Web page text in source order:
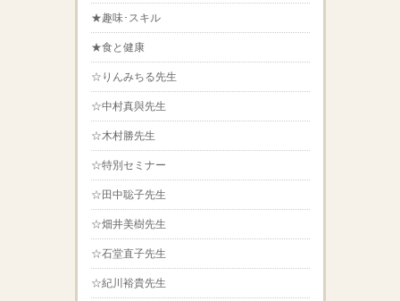
★趣味･スキル
★食と健康
☆りんみちる先生
☆中村真與先生
☆木村勝先生
☆特別セミナー
☆田中聡子先生
☆畑井美樹先生
☆石堂直子先生
☆紀川裕貴先生